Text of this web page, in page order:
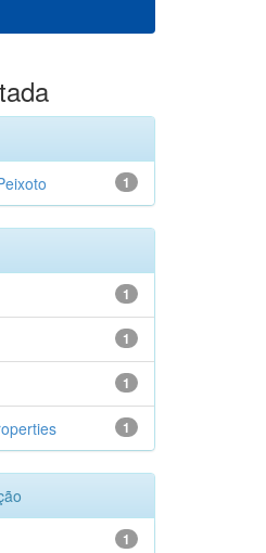
1
1
1
1
1
1